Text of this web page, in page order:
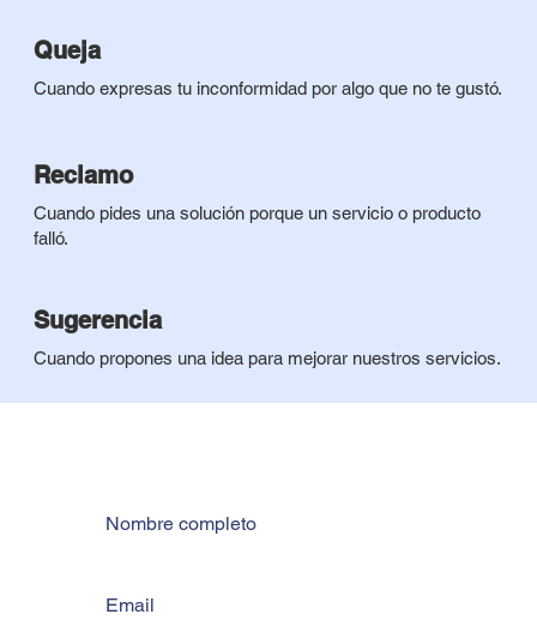
Queja
Cuando expresas tu inconformidad por algo que no te gustó.
Reclamo
Cuando pides una solución porque un servicio o producto
falló.
Sugerencia
Cuando propones una idea para mejorar nuestros servicios.
Nombre completo
Email